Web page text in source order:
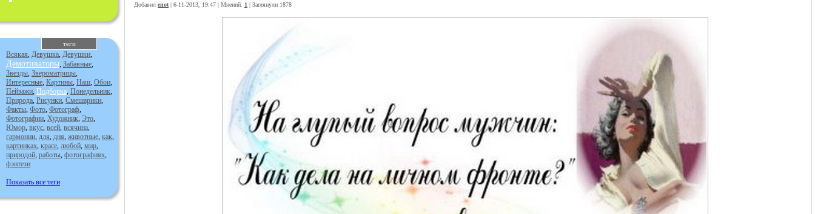
теги
Всякая, Девушка, Девушки,
Демотиваторы, Забавные,
Звезды, Звероматрицы,
Интересные, Картины, Наш, Обои,
Пейзажи, Подборка, Понедельник,
Природа, Рисунки, Смешарики,
Факты, Фото, Фотограф,
Фотографии, Художник, Это,
Юмор, вкус, всей, всячина,
гармонии, для, дня, животные, как,
картинках, красе, любой, мир,
природой, работы, фотографиях,
фэнтези
Показать все теги
Добавил enot | 6-11-2013, 19:47 | Мнений: 1 | Заглянули 1878